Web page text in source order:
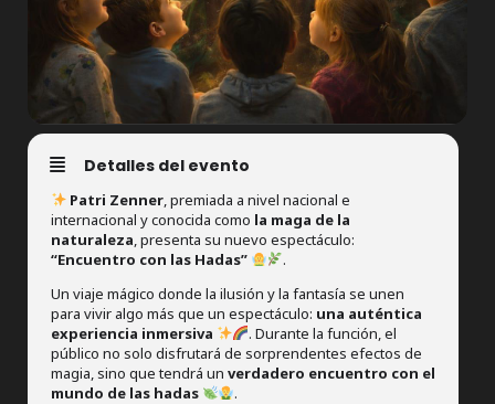
Detalles del evento
Patri Zenner, premiada a nivel nacional e
internacional y conocida como la maga de la
naturaleza, presenta su nuevo espectáculo:
“Encuentro con las Hadas”
.
Un viaje mágico donde la ilusión y la fantasía se unen
para vivir algo más que un espectáculo: una auténtica
experiencia inmersiva
. Durante la función, el
público no solo disfrutará de sorprendentes efectos de
magia, sino que tendrá un verdadero encuentro con el
mundo de las hadas
.